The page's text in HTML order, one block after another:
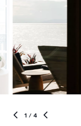
1 / 4